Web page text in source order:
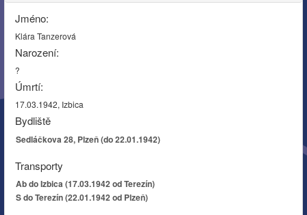
Jméno:
Klára Tanzerová
Narození:
?
Úmrtí:
17.03.1942, Izbica
Bydliště
Sedláčkova 28, Plzeň (do 22.01.1942)
Transporty
Ab do Izbica (17.03.1942 od Terezín)
S do Terezín (22.01.1942 od Plzeň)